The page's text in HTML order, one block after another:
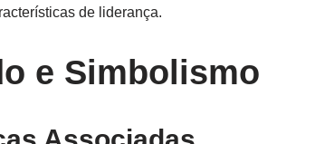
de liderança.
e Simbolismo